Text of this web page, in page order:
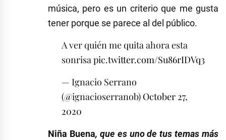
música, pero es un criterio que me gusta
tener porque se parece al del público.
A ver quién me quita ahora esta
sonrisapic.twitter.com/Su86rIDVq3
— Ignacio Serrano
(@ignacioserranob) October 27,
2020
Niña Buena, que es uno de tus temas más